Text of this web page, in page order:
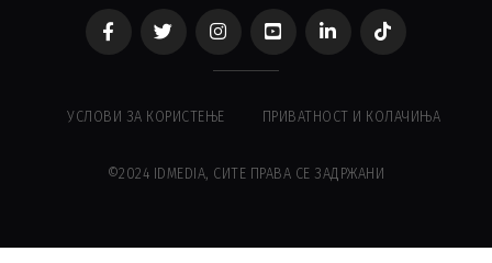
УСЛОВИ ЗА КОРИСТЕЊЕ ПРИВАТНОСТ И КОЛАЧИЊА
©2024 IDMEDIA, СИТЕ ПРАВА СЕ ЗАДРЖАНИ